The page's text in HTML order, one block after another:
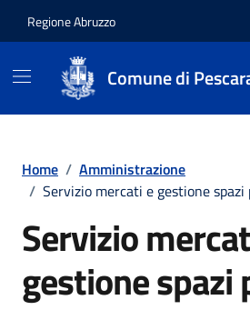
Regione Abruzzo
Comune di
Home / Amministrazione
/ Servizio mercati e gestione spazi
Servizio
gestione spazi